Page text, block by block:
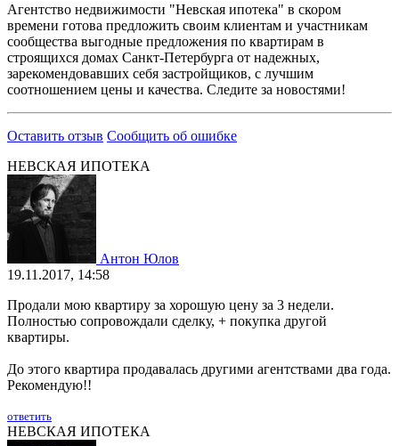
Агентство недвижимости "Невская ипотека" в скором
времени готова предложить своим клиентам и участникам
сообщества выгодные предложения по квартирам в
строящихся домах Санкт-Петербурга от надежных,
зарекомендовавших себя застройщиков, с лучшим
соотношением цены и качества. Следите за новостями!
Оставить отзыв Сообщить об ошибке
НЕВСКАЯ ИПОТЕКА
Антон Юлов
19.11.2017, 14:58
Продали мою квартиру за хорошую цену за 3 недели.
Полностью сопровождали сделку, + покупка другой
квартиры.
До этого квартира продавалась другими агентствами два года.
Рекомендую!!
ответить
НЕВСКАЯ ИПОТЕКА